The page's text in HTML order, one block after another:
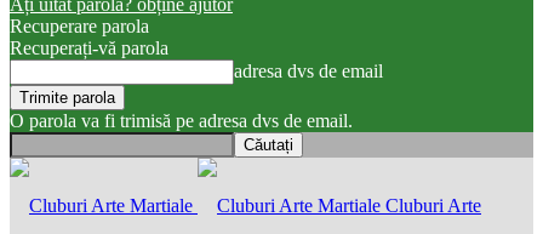
Ați uitat parola? obține ajutor
Recuperare parola
Recuperați-vă parola
adresa dvs de email
O parola va fi trimisă pe adresa dvs de email.
Cluburi Arte